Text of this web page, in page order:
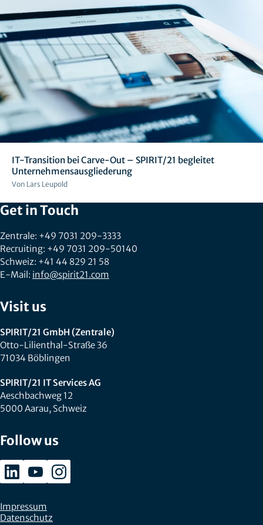
IT-Transition bei Carve-Out – SPIRIT/21 begleitet
Unternehmensausgliederung
Von Lars Leupold
Get in Touch
Zentrale: +49 7031 209-3333
Recruiting: +49 7031 209-50140
Schweiz: +41 44 829 21 58
E-Mail: info@spirit21.com
Visit us
SPIRIT/21 GmbH (Zentrale)
Otto-Lilienthal-Straße 36
71034 Böblingen
SPIRIT/21 IT Services AG
Aeschbachweg 12
5000 Aarau, Schweiz
Follow us
Impressum
Datenschutz